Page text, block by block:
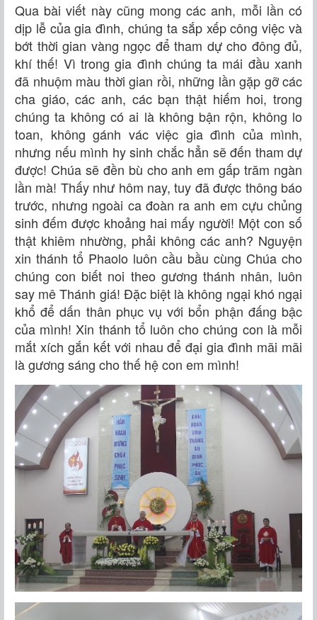
Qua bài viết này cũng mong các anh, mỗi lần có
dịp lễ của gia đình, chúng ta sắp xếp công việc và
bớt thời gian vàng ngọc để tham dự cho đông đủ,
khí thế! Vì trong gia đình chúng ta mái đầu xanh
đã nhuộm màu thời gian rồi, những lần gặp gỡ các
cha giáo, các anh, các bạn thật hiếm hoi, trong
chúng ta không có ai là không bận rộn, không lo
toan, không gánh vác việc gia đình của mình,
nhưng nếu mình hy sinh chắc hẳn sẽ đến tham dự
được! Chúa sẽ đền bù cho anh em gấp trăm ngàn
lần mà! Thấy như hôm nay, tuy đã được thông báo
trước, nhưng ngoài ca đoàn ra anh em cựu chủng
sinh đếm được khoảng hai mấy người! Một con số
thật khiêm nhường, phải không các anh? Nguyện
xin thánh tổ Phaolo luôn cầu bầu cùng Chúa cho
chúng con biết noi theo gương thánh nhân, luôn
say mê Thánh giá! Đặc biệt là không ngại khó ngại
khổ để dấn thân phục vụ với bổn phận đấng bậc
của mình! Xin thánh tổ luôn cho chúng con là mỗi
mắt xích gắn kết với nhau để đại gia đình mãi mãi
là gương sáng cho thế hệ con em mình!